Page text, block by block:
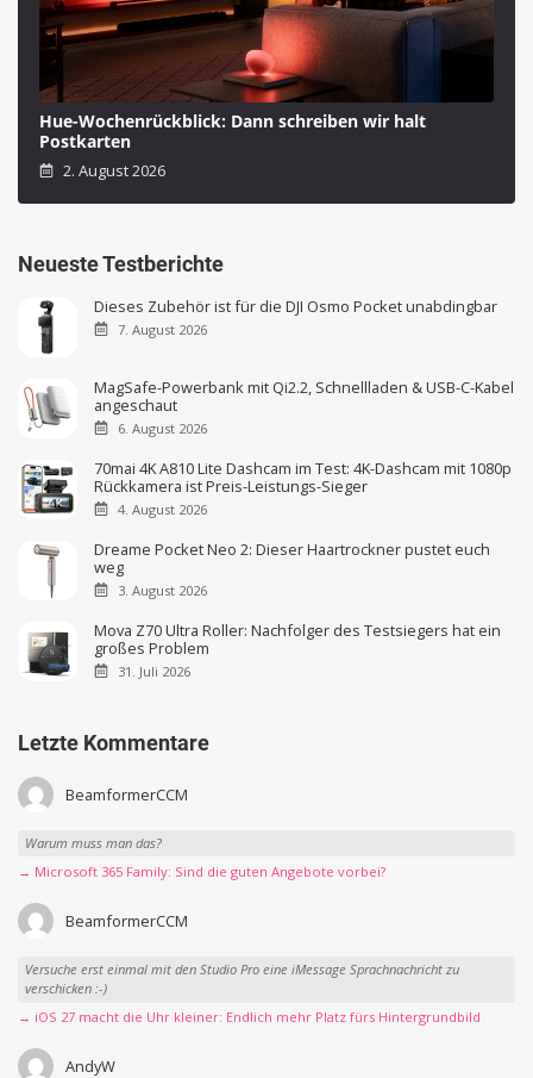
Hue-Wochenrückblick: Dann schreiben wir halt
Postkarten
2. August 2026
Neueste Testberichte
Dieses Zubehör ist für die DJI Osmo Pocket unabdingbar
7. August 2026
MagSafe-Powerbank mit Qi2.2, Schnellladen & USB-C-Kabel
angeschaut
6. August 2026
70mai 4K A810 Lite Dashcam im Test: 4K-Dashcam mit 1080p
Rückkamera ist Preis-Leistungs-Sieger
4. August 2026
Dreame Pocket Neo 2: Dieser Haartrockner pustet euch
weg
3. August 2026
Mova Z70 Ultra Roller: Nachfolger des Testsiegers hat ein
großes Problem
31. Juli 2026
Letzte Kommentare
BeamformerCCM
Warum muss man das?
→ Microsoft 365 Family: Sind die guten Angebote vorbei?
BeamformerCCM
Versuche erst einmal mit den Studio Pro eine iMessage Sprachnachricht zu
verschicken :-)
→ iOS 27 macht die Uhr kleiner: Endlich mehr Platz fürs Hintergrundbild
AndyW